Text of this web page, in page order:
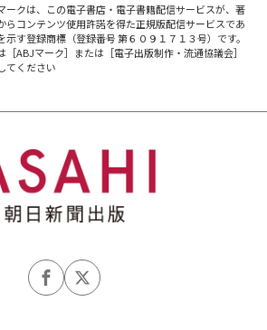
ークは、この電子書店・電子書籍配信サービスが、著
らコンテンツ使用許諾を得た正規版配信サービスであ
示す登録商標（登録番号 第６０９１７１３号）です。
［ABJマーク］または［電子出版制作・流通協議会］
てください